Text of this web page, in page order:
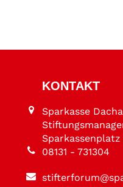
KONTAKT
Sparkasse
Sparkassenplatz
08131 - 731304